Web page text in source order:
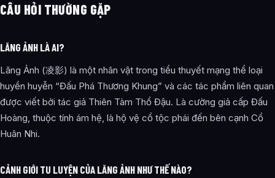
CÂU HỎI THƯỜNG GẶP
LĂNG ẢNH LÀ AI?
Lăng Ảnh (凌影) là một nhân vật trong tiểu thuyết mạng thể loại
huyền huyễn “Đấu Phá Thương Khung” và các tác phẩm liên quan
được viết bởi tác giả Thiên Tàm Thổ Đậu. Là cường giả cấp Đấu
Hoàng, thuộc tính ám hệ, là hộ vệ cổ tộc phái đến bên cạnh Cổ
Huân Nhi.
CẢNH GIỚI TU LUYỆN CỦA LĂNG ẢNH NHƯ THẾ NÀO?